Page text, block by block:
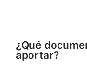
¿Qué
aportar?